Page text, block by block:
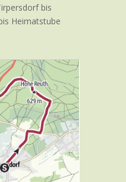
bis
Heimatstube